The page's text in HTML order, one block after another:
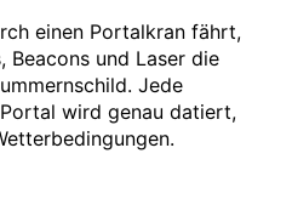
einen Portalkran fährt,
Beacons und Laser die
Jede
wird genau datiert,